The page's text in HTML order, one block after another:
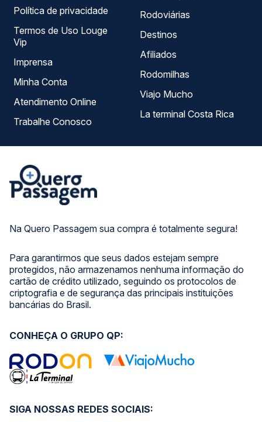
Na Quero Passagem sua compra é totalmente segura!
Para garantirmos que seus dados estejam sempre
protegidos, não armazenamos nenhuma informação do
cartão de crédito utilizado, seguindo os protocolos de
criptografia e de segurança das principais instituições
bancárias do Brasil.
Política de privacidade
Termos de Uso Louge
Vip
Imprensa
Minha Conta
Atendimento Online
Trabalhe Conosco
Rodoviárias
Destinos
Afiliados
Rodomilhas
Viajo Mucho
La terminal Costa Rica
SIGA NOSSAS REDES SOCIAIS:
CONHEÇA O GRUPO QP: